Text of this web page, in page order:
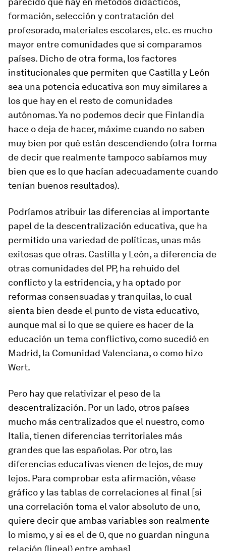
formación, selección y contratación del
profesorado, materiales escolares, etc. es mucho
mayor entre comunidades que si comparamos
países. Dicho de otra forma, los factores
institucionales que permiten que Castilla y León
sea una potencia educativa son muy similares a
los que hay en el resto de comunidades
autónomas. Ya no podemos decir que Finlandia
hace o deja de hacer, máxime cuando no saben
muy bien por qué están descendiendo (otra forma
de decir que realmente tampoco sabíamos muy
bien que es lo que hacían adecuadamente cuando
tenían buenos resultados).
Podríamos atribuir las diferencias al importante
papel de la descentralización educativa, que ha
permitido una variedad de políticas, unas más
exitosas que otras. Castilla y León, a diferencia de
otras comunidades del PP, ha rehuido del
conflicto y la estridencia, y ha optado por
reformas consensuadas y tranquilas, lo cual
sienta bien desde el punto de vista educativo,
aunque mal si lo que se quiere es hacer de la
educación un tema conflictivo, como sucedió en
Madrid, la Comunidad Valenciana, o como hizo
Wert.
Pero hay que relativizar el peso de la
descentralización. Por un lado, otros países
mucho más centralizados que el nuestro, como
Italia, tienen diferencias territoriales más
grandes que las españolas. Por otro, las
diferencias educativas vienen de lejos, de muy
lejos. Para comprobar esta afirmación, véase
gráfico y las tablas de correlaciones al final [si
una correlación toma el valor absoluto de uno,
quiere decir que ambas variables son realmente
lo mismo, y si es el de 0, que no guardan ninguna
relación (lineal) entre ambas].